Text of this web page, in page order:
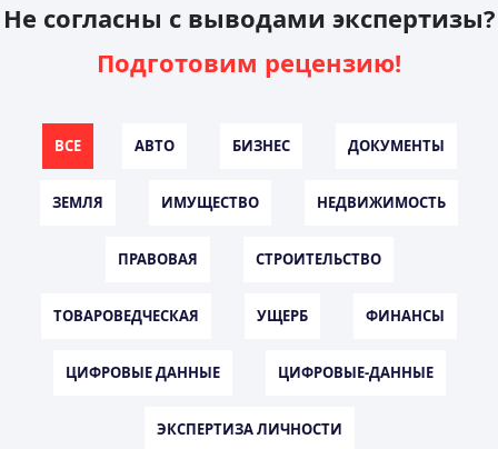
Не согласны с выводами экспертизы?
Подготовим рецензию!
ВСЕ АВТО БИЗНЕС ДОКУМЕНТЫ
ЗЕМЛЯ ИМУЩЕСТВО НЕДВИЖИМОСТЬ
ПРАВОВАЯ СТРОИТЕЛЬСТВО
ТОВАРОВЕДЧЕСКАЯ УЩЕРБ ФИНАНСЫ
ЦИФРОВЫЕ ДАННЫЕ ЦИФРОВЫЕ-ДАННЫЕ
ЭКСПЕРТИЗА ЛИЧНОСТИ